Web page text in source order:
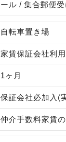
ール / 集合郵便
自転車置き場
家賃保証会社利
1ヶ月
保証会社必加入(
仲介手数料家賃